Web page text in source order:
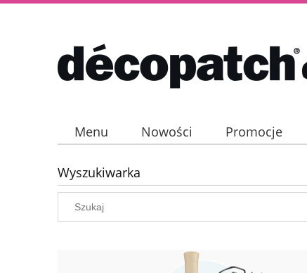
Menu Nowości Promocje
Wyszukiwarka